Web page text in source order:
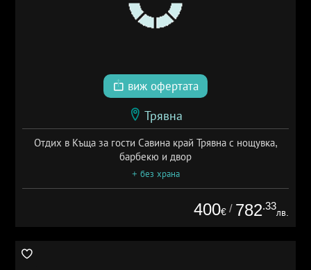
виж офертата
Трявна
Отдих в Къща за гости Савина край Трявна с нощувка,
барбекю и двор
+ без храна
400€ / 782.33
лв.